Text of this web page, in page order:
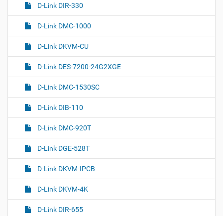
D-Link DIR-330
D-Link DMC-1000
D-Link DKVM-CU
D-Link DES-7200-24G2XGE
D-Link DMC-1530SC
D-Link DIB-110
D-Link DMC-920T
D-Link DGE-528T
D-Link DKVM-IPCB
D-Link DKVM-4K
D-Link DIR-655